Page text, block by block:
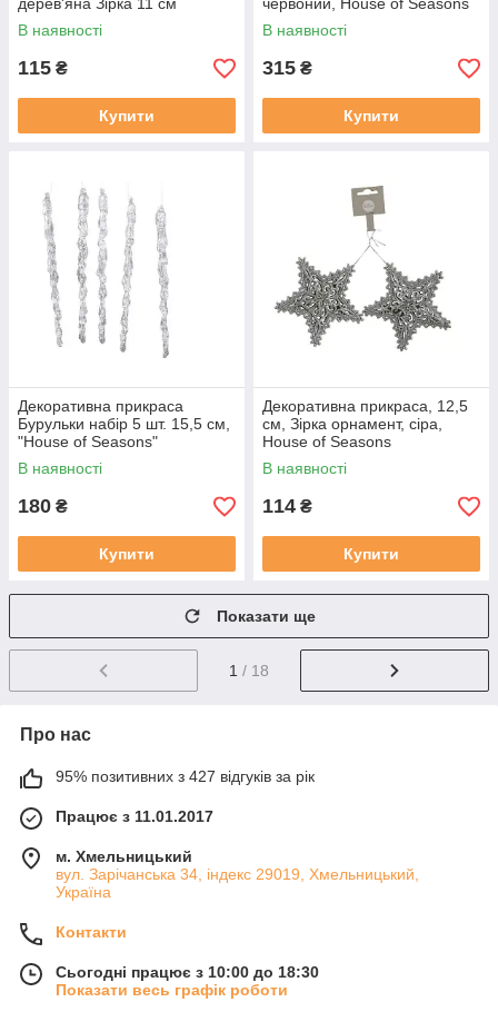
В наявності
115 ₴
Купити
В наявності
315 ₴
Купити
Декоративна прикраса
Бурульки набір 5 шт. 15,5 см,
"House of Seasons"
В наявності
180 ₴
Купити
Декоративна прикраса, 12,5
см, Зірка орнамент, сіра,
House of Seasons
В наявності
114 ₴
Купити
Показати ще
1 / 18
Про нас
95% позитивних з 427 відгуків за рік
Працює з 11.01.2017
м. Хмельницький
вул. Зарічанська 34, індекс 29019, Хмельницький,
Україна
Контакти
Сьогодні працює з 10:00 до 18:30
Показати весь графік роботи